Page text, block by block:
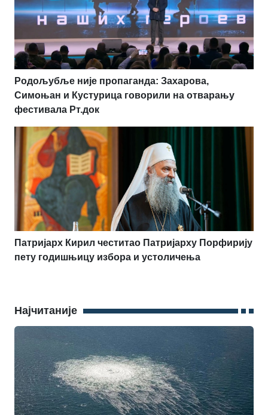
Родољубље није пропаганда: Захарова,
Симоњан и Кустурица говорили на отварању
фестивала Рт.док
Патријарх Кирил честитао Патријарху Порфирију
пету годишњицу избора и устоличења
Најчитаније